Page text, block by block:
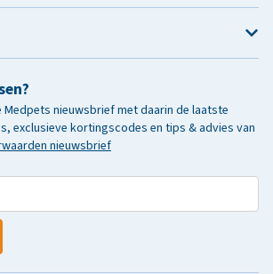
Medpets nieuwsbrief met daarin de laatste
exclusieve kortingscodes en tips & advies van
nieuwsbrief